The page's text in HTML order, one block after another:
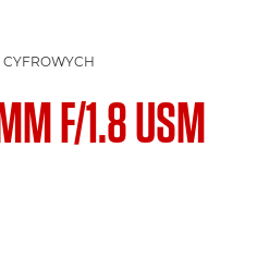
F/1.8 USM